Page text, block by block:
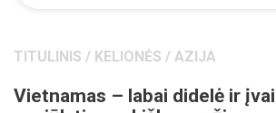
TITULINIS / KELIONĖS / AZIJA
Vietnamas – labai didelė ir